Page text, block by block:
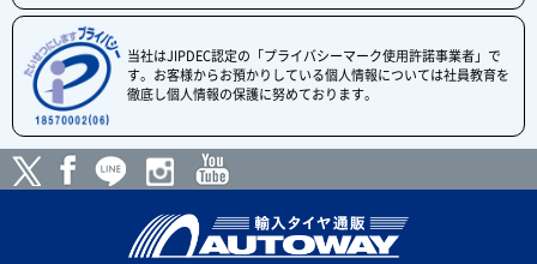
当社はJIPDEC認定の「プライバシーマーク使用許諾事業者」で
す。お客様からお預かりしている個人情報については社員教育を
徹底し個人情報の保護に努めております。